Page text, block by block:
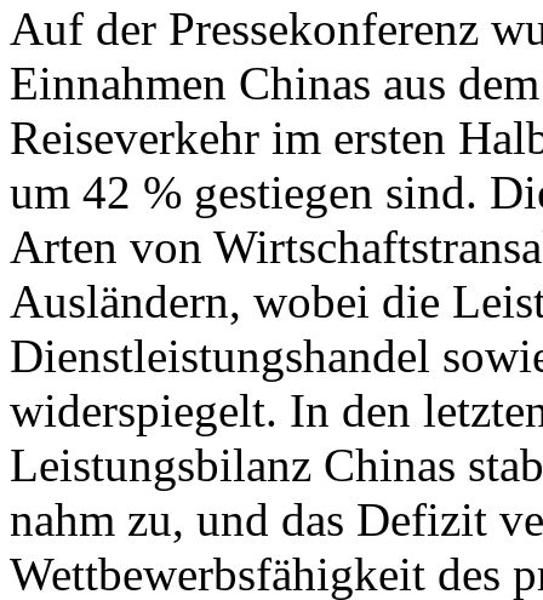
Auf der Pressekonferenz
Einnahmen Chinas aus
Reiseverkehr im ersten
um 42 % gestiegen sind.
Arten von
Ausländern, wobei die
Dienstleistungshandel
widerspiegelt. In den
Leistungsbilanz Chinas
nahm zu, und das Defizit
Wettbewerbsfähigkeit des